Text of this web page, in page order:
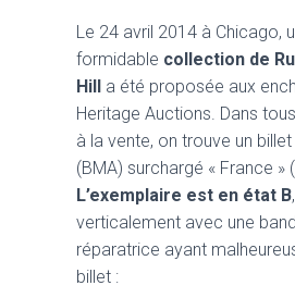
Le 24 avril 2014 à Chicago,
formidable collection de
Hill a été proposée aux
Heritage Auctions. Dans
à la vente, on trouve un
(BMA) surchargé « France »
L’exemplaire est en état B
verticalement avec une
réparatrice ayant
billet :